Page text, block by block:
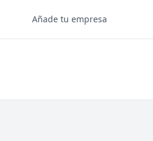
Añade tu empresa